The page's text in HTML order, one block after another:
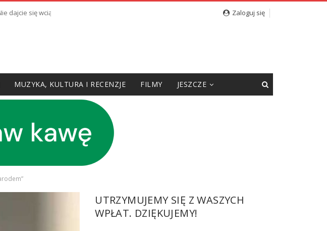
dajcie się wciągnąć w prowokację” Zaloguj się
MUZYKA, KULTURA I RECENZJE FILMY JESZCZE
UTRZYMUJEMY SIĘ Z WASZYCH
WPŁAT. DZIĘKUJEMY!